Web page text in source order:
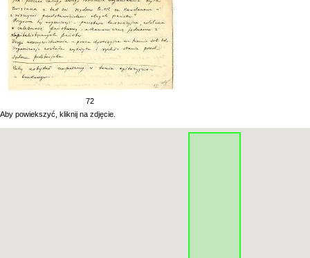
72
Aby powiekszyć, kliknij na zdjęcie.